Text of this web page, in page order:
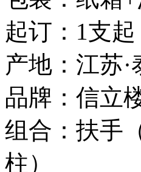
起订：1支
产地：江苏·
品牌：信立
组合：扶手
柱）